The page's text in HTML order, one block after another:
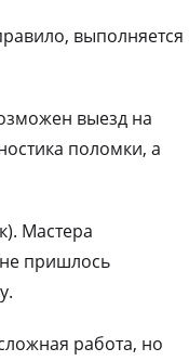
выполняется
выезд на
поломки, а
Мастера
не пришлось
работа, но